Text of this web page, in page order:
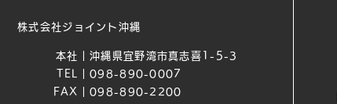
株式会社ジョイント沖縄
本社｜
TEL｜
FAX｜
沖縄県宜野湾市真志喜1-5-3
098-890-0007
098-890-2200